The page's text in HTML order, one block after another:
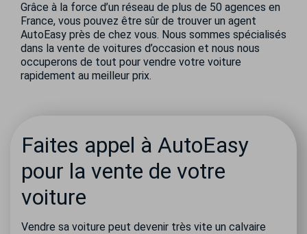
Grâce à la force d’un réseau de plus de 50 agences en
France, vous pouvez être sûr de trouver un agent
AutoEasy près de chez vous. Nous sommes spécialisés
dans la vente de voitures d’occasion et nous nous
occuperons de tout pour vendre votre voiture
rapidement au meilleur prix.
Faites appel à AutoEasy
pour la vente de votre
voiture
Vendre sa voiture peut devenir très vite un calvaire